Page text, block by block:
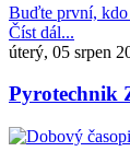
Buďte první, kdo
Číst dál...
úterý, 05 srpen
Pyrotechnik